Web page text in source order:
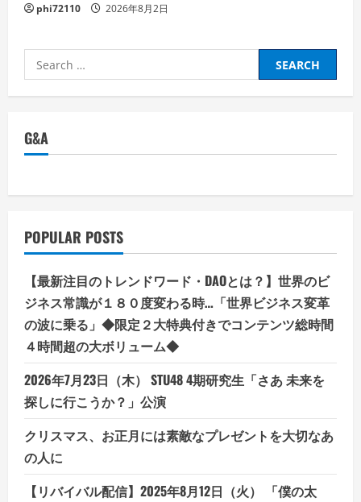
phi72110 2026年8月2日
Search
for:
G&A
POPULAR POSTS
【最新注目のトレンドワード・DAOとは？】世界のビ
ジネス常識が１８０度変わる時…「世界ビジネス変革
の波に乗る」◆限定２大特典付きでコンテンツ総時間
４時間超の大ボリューム◆
2026年7月23日（木） STU48 4期研究生「さあ 未来を
探しに行こうか？」公演
クリスマス、お正月には素敵なプレゼントを大切なあ
の人に
【リバイバル配信】2025年8月12日（火） 「僕の太